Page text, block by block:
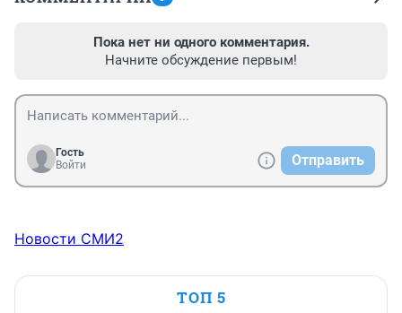
Пока нет ни одного комментария.
Начните обсуждение первым!
Гость
Войти
Отправить
Новости СМИ2
ТОП 5